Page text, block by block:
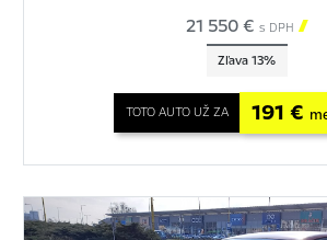
21 550 € s DPH 
Zľava 13%
TOTO AUTO UŽ ZA 191 €